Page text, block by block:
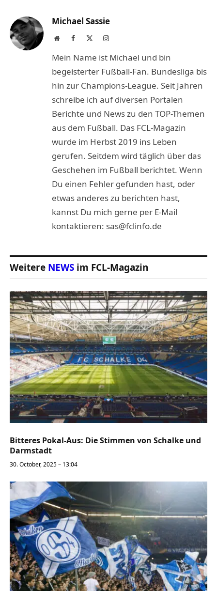
Michael Sassie
WebsiteFacebook Instagram
Mein Name ist Michael und bin
begeisterter Fußball-Fan. Bundesliga bis
hin zur Champions-League. Seit Jahren
schreibe ich auf diversen Portalen
Berichte und News zu den TOP-Themen
aus dem Fußball. Das FCL-Magazin
wurde im Herbst 2019 ins Leben
gerufen. Seitdem wird täglich über das
Geschehen im Fußball berichtet. Wenn
Du einen Fehler gefunden hast, oder
etwas anderes zu berichten hast,
kannst Du mich gerne per E-Mail
kontaktieren: sas@fclinfo.de
Weitere NEWS im FCL-Magazin
Bitteres Pokal-Aus: Die Stimmen von Schalke und
Darmstadt
30. October, 2025 – 13:04